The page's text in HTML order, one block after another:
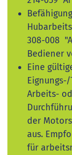
308-008
Bediener
Eine
Arbeits-
der
aus.
für